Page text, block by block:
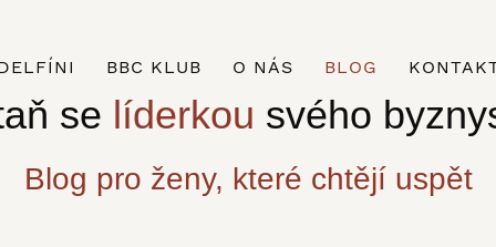
BBC KLUB O NÁS BLOG
se líderkou svého
Blog pro ženy, které chtějí uspět